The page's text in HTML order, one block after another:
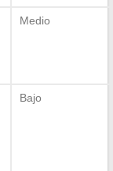
Medio
Bajo